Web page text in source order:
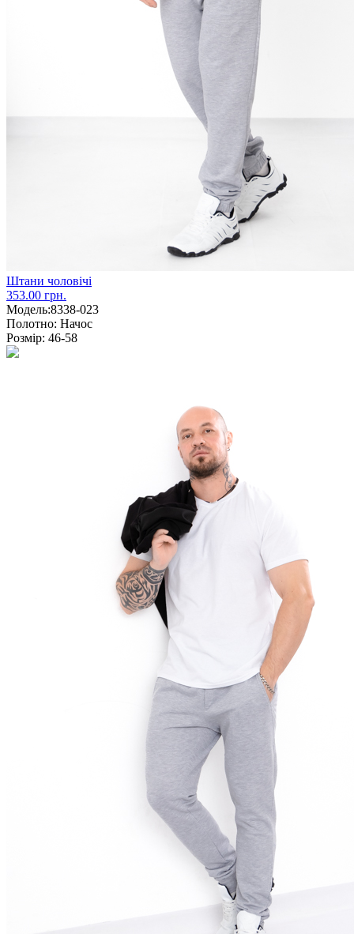
Штани чоловічі
353.00 грн.
Модель:8338-023
Полотно: Начос
Розмір: 46-58